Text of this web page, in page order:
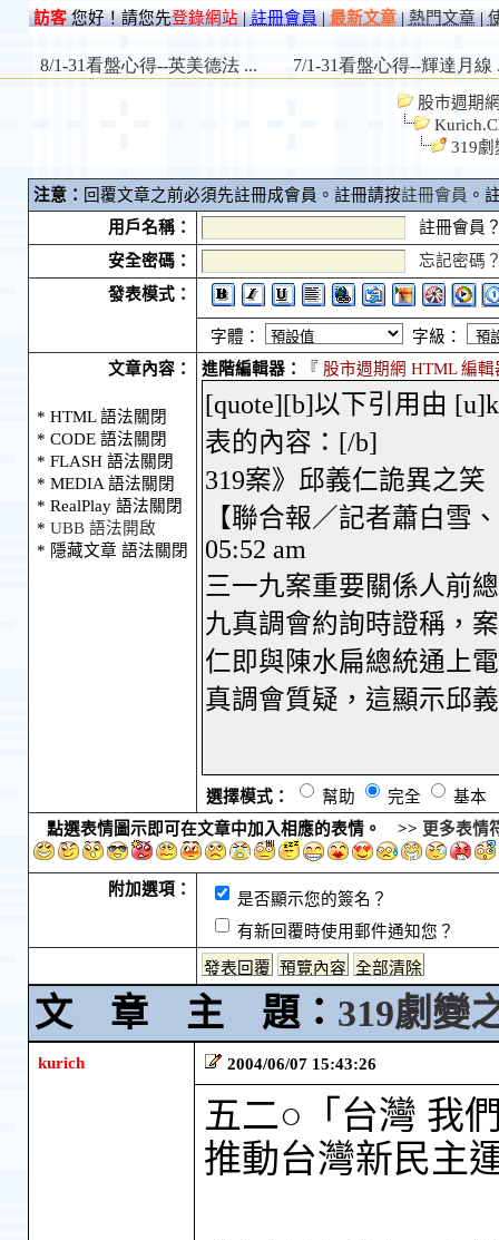
訪客您好！請您先登錄網站|註冊會員|最新文章|熱門文章|
股市週期
319劇
注意： 回覆文章之前必須先註冊成會員。註冊請按註冊會員 。
用戶名稱：
註冊會員
安全密碼：
忘記密碼
發表模式：
字體：
字級：
文章內容：
* HTML 語法關閉
* CODE 語法關閉
* FLASH 語法關閉
* MEDIA 語法關閉
* RealPlay 語法關閉
* UBB 語法開啟
* 隱藏文章 語法關閉
進階編輯器： 『 股市週期網 HTML 編輯
選擇模式： 幫助 完全
基
點選表情圖示即可在文章中加入相應的表情。 >> 更多表情
附加選項：
是否顯示您的簽名？
有新回覆時使用郵件通知您？
文 章 主 題： 319劇變
kurich 2004/06/07 15:43:26
五二○「台灣 我
推動台灣新民主